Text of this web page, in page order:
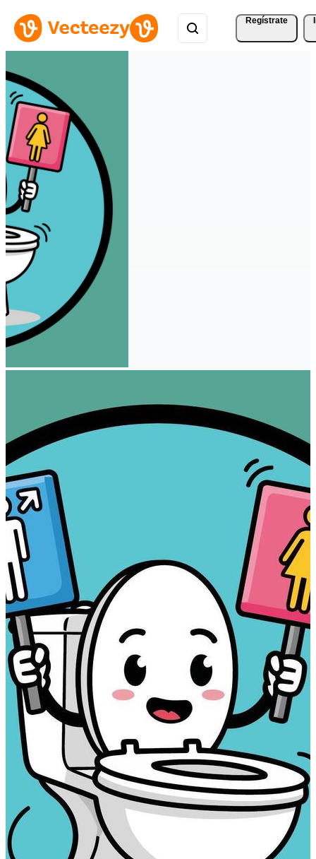
Regístrate